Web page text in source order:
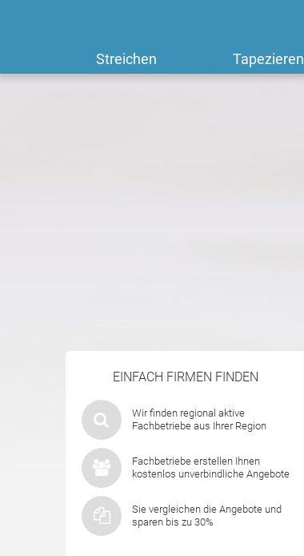
Streichen Tapezieren
EINFACH FIRMEN FINDEN
Wir finden regional aktive
Fachbetriebe aus Ihrer Region
Fachbetriebe erstellen Ihnen
kostenlos unverbindliche Angebote
Sie vergleichen die Angebote und
sparen bis zu 30%